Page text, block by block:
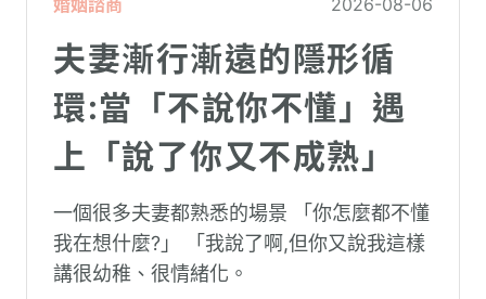
婚姻諮商 2026-08-06
夫妻漸行漸遠的隱形循
環:當「不說你不懂」遇
上「說了你又不成熟」
一個很多夫妻都熟悉的場景 「你怎麼都不懂
我在想什麼?」 「我說了啊,但你又說我這樣
講很幼稚、很情緒化。